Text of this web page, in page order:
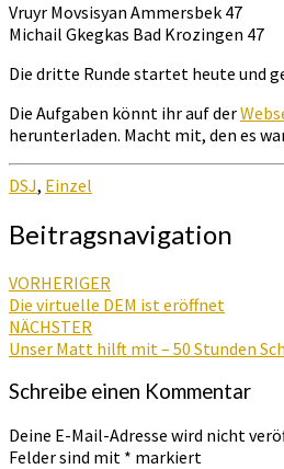
Vruyr Movsisyan Ammersbek 47
Michail Gkegkas Bad Krozingen 47
Die dritte Runde startet heute und
Die Aufgaben könnt ihr auf der
herunterladen. Macht mit, den es
DSJ, Einzel
Beitragsnavigation
VORHERIGER
Die virtuelle DEM ist eröffnet
NÄCHSTER
Unser Matt hilft mit – 50 Stunden
Schreibe einen Kommentar
Deine E-Mail-Adresse wird nicht
Felder sind mit * markiert